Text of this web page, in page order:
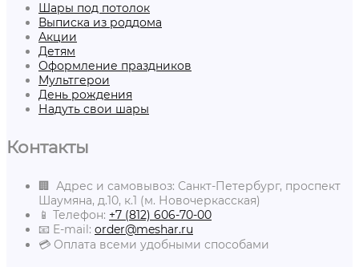
Шары под потолок
Выписка из роддома
Акции
Детям
Оформление праздников
Мультгерои
День рождения
Надуть свои шары
Контакты
🏢 Адрес и самовывоз: Санкт-Петербург, проспект
Шаумяна, д.10, к.1 (м. Новочеркасская)
📱 Телефон: +7 (812) 606-70-00
📧 E-mail: order@meshar.ru
💳 Оплата всеми удобными способами